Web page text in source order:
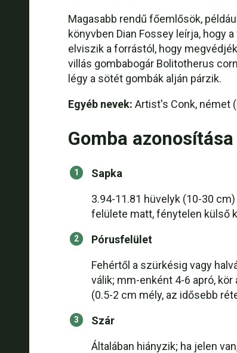
Magasabb rendű főemlősök,
könyvben Dian Fossey leírja, hogy
elviszik a forrástól, hogy
villás gombabogár Bolitotherus
légy a sötét gombák alján párzik.
Egyéb nevek: Artist's Conk, német
Gomba azonosítása
Sapka
3.94-11.81 hüvelyk (10-30
felülete matt, fénytelen külső
Pórusfelület
Fehértől a szürkésig vagy
válik; mm-enként 4-6 apró,
(0.5-2 cm mély, az idősebb
Szár
Általában hiányzik; ha jelen